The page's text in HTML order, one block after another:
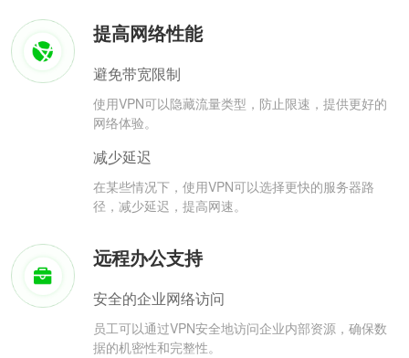
提高网络性能
避免带宽限制
使用VPN可以隐藏流量类型，防止限速，提供更好的
网络体验。
减少延迟
在某些情况下，使用VPN可以选择更快的服务器路
径，减少延迟，提高网速。
远程办公支持
安全的企业网络访问
员工可以通过VPN安全地访问企业内部资源，确保数
据的机密性和完整性。